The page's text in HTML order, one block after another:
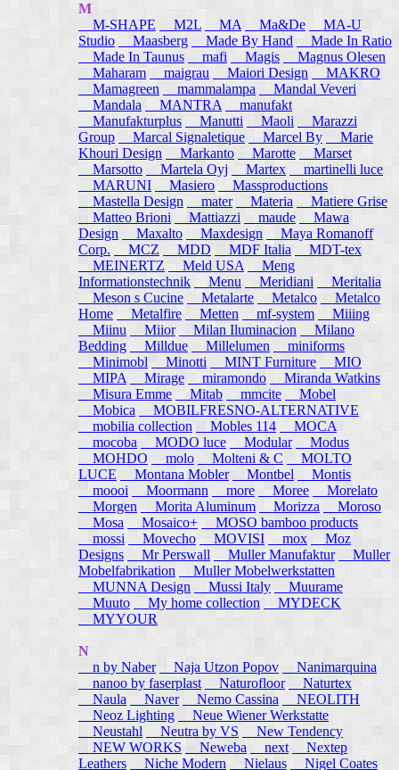
M
M-SHAPE
M2L MA Ma&De
MA-U
Studio
Maasberg Made By Hand
Made In Ratio
Made In Taunus
mafi Magis
Magnus Olesen
Maharam
maigrau Maiori Design
MAKRO
Mamagreen
mammalampa
Mandal Veveri
Mandala
MANTRA
manufakt
Manufakturplus
Manutti Maoli
Marazzi
Group
Marcal Signaletique Marcel By
Marie
Khouri Design
Markanto Marotte
Marset
Marsotto
Martela Oyj Martex
martinelli luce
MARUNI
Masiero
Massproductions
Mastella Design
mater Materia
Matiere Grise
Matteo Brioni
Mattiazzi maude
Mawa
Design
Maxalto Maxdesign
Maya Romanoff
Corp.
MCZ MDD MDF Italia
MDT-tex
MEINERTZ
Meld USA
Meng
Informationstechnik
Menu Meridiani
Meritalia
Meson s Cucine
Metalarte Metalco
Metalco
Home Metalfire Metten mf-system
Miiing
Miinu
Miior Milan Iluminacion
Milano
Bedding
Milldue Millelumen
miniforms
Minimobl Minotti MINT Furniture
MIO
MIPA
Mirage miramondo
Miranda Watkins
Misura Emme
Mitab mmcite
Mobel
Mobica
MOBILFRESNO-ALTERNATIVE
mobilia collection
Mobles 114
MOCA
mocoba
MODO luce Modular
Modus
MOHDO
molo Molteni & C
MOLTO
LUCE
Montana Mobler Montbel
Montis
moooi
Moormann more Moree
Morelato
Morgen
Morita Aluminum Morizza
Moroso
Mosa
Mosaico+
MOSO bamboo products
mossi
Movecho MOVISI mox
Moz
Designs
Mr Perswall Muller Manufaktur
Muller
Mobelfabrikation
Muller Mobelwerkstatten
MUNNA Design
Mussi Italy
Muurame
Muuto My home collection
MYDECK
MYYOUR
N
n by Naber
Naja Utzon Popov
Nanimarquina
nanoo by faserplast
Naturofloor
Naturtex
Naula
Naver Nemo Cassina
NEOLITH
Neoz Lighting
Neue Wiener Werkstatte
Neustahl
Neutra by VS
New Tendency
NEW WORKS
Neweba next
Nextep
Leathers
Niche Modern Nielaus
Nigel Coates